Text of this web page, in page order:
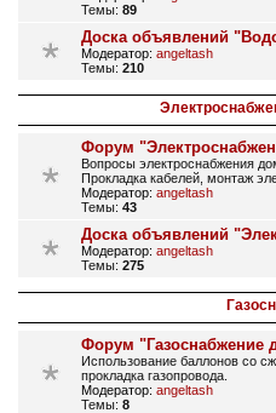
Темы: 89
Доска объявлений
Модератор: angeltash
Темы: 210
Форум
Вопросы электроснабжения
Прокладка кабелей, монтаж
Модератор: angeltash
Темы: 43
Доска объявлений
Модератор: angeltash
Темы: 275
Форум "Газоснабжение
Использование баллонов со
прокладка газопровода.
Модератор: angeltash
Темы: 8